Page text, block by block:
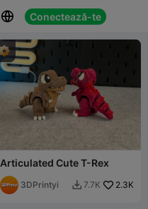
 Conectează-te
 
Articulated Cute T-Rex
3DPrintyi  7.7K 2.3K